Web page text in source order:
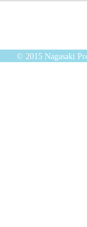
© 2015 Nagasaki